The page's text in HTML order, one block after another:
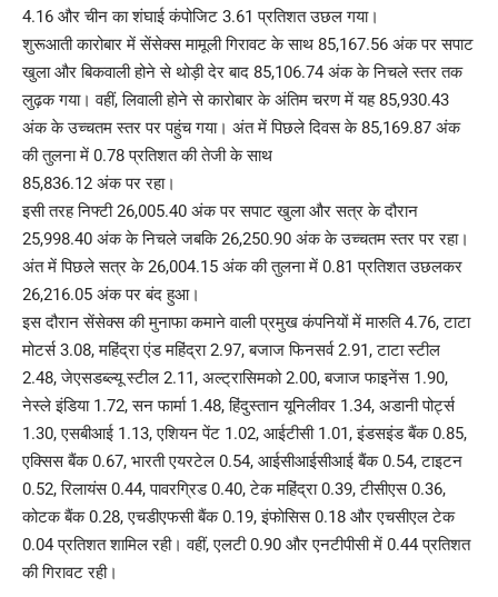
4.16 और चीन का शंघाई कंपोजिट 3.61 प्रतिशत उछल गया।
शुरूआती कारोबार में सेंसेक्स मामूली गिरावट के साथ 85,167.56 अंक पर सपाट
खुला और बिकवाली होने से थोड़ी देर बाद 85,106.74 अंक के निचले स्तर तक
लुढ़क गया। वहीं, लिवाली होने से कारोबार के अंतिम चरण में यह 85,930.43
अंक के उच्चतम स्तर पर पहुंच गया। अंत में पिछले दिवस के 85,169.87 अंक
की तुलना में 0.78 प्रतिशत की तेजी के साथ
85,836.12 अंक पर रहा।
इसी तरह निफ्टी 26,005.40 अंक पर सपाट खुला और सत्र के दौरान
25,998.40 अंक के निचले जबकि 26,250.90 अंक के उच्चतम स्तर पर रहा।
अंत में पिछले सत्र के 26,004.15 अंक की तुलना में 0.81 प्रतिशत उछलकर
26,216.05 अंक पर बंद हुआ।
इस दौरान सेंसेक्स की मुनाफा कमाने वाली प्रमुख कंपनियों में मारुति 4.76, टाटा
मोटर्स 3.08, महिंद्रा एंड महिंद्रा 2.97, बजाज फिनसर्व 2.91, टाटा स्टील
2.48, जेएसडब्ल्यू स्टील 2.11, अल्ट्रासिमको 2.00, बजाज फाइनेंस 1.90,
नेस्ले इंडिया 1.72, सन फार्मा 1.48, हिंदुस्तान यूनिलीवर 1.34, अडानी पोर्ट्स
1.30, एसबीआई 1.13, एशियन पेंट 1.02, आईटीसी 1.01, इंडसइंड बैंक 0.85,
एक्सिस बैंक 0.67, भारती एयरटेल 0.54, आईसीआईसीआई बैंक 0.54, टाइटन
0.52, रिलायंस 0.44, पावरग्रिड 0.40, टेक महिंद्रा 0.39, टीसीएस 0.36,
कोटक बैंक 0.28, एचडीएफसी बैंक 0.19, इंफाेसिस 0.18 और एचसीएल टेक
0.04 प्रतिशत शामिल रही। वहीं, एलटी 0.90 और एनटीपीसी में 0.44 प्रतिशत
की गिरावट रही।